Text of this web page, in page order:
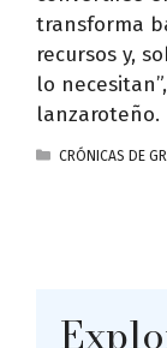
transforma
recursos y,
lo
lanzaroteño.
CATEGORÍAS
CRÓNICAS DE